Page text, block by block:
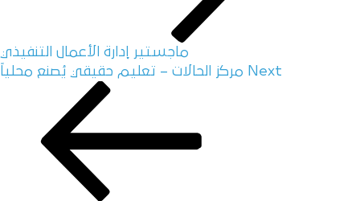
ماجستير إدارة الأعمال التنفيذي
Next مركز الحالات – تعليم حقيقي يُصنع محلياً